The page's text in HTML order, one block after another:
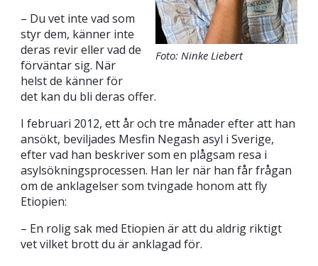
Foto: Ninke Liebert
– Du vet inte vad som
styr dem, känner inte
deras revir eller vad de
förväntar sig. När
helst de känner för
det kan du bli deras offer.
I februari 2012, ett år och tre månader efter att han
ansökt, beviljades Mesfin Negash asyl i Sverige,
efter vad han beskriver som en plågsam resa i
asylsökningsprocessen. Han ler när han får frågan
om de anklagelser som tvingade honom att fly
Etiopien:
– En rolig sak med Etiopien är att du aldrig riktigt
vet vilket brott du är anklagad för.